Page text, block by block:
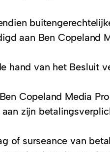
aan Ben Copeland
hand van het Besluit
Copeland Media
zijn
of surseance van